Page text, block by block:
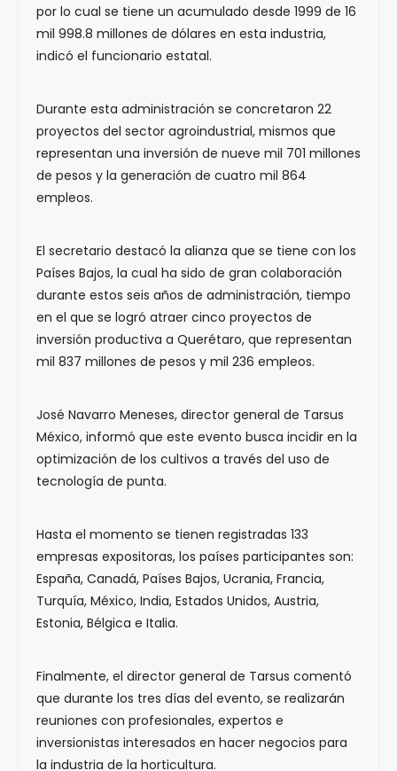
por lo cual se tiene un acumulado desde 1999 de 16
mil 998.8 millones de dólares en esta industria,
indicó el funcionario estatal.
Durante esta administración se concretaron 22
proyectos del sector agroindustrial, mismos que
representan una inversión de nueve mil 701 millones
de pesos y la generación de cuatro mil 864
empleos.
El secretario destacó la alianza que se tiene con los
Países Bajos, la cual ha sido de gran colaboración
durante estos seis años de administración, tiempo
en el que se logró atraer cinco proyectos de
inversión productiva a Querétaro, que representan
mil 837 millones de pesos y mil 236 empleos.
José Navarro Meneses, director general de Tarsus
México, informó que este evento busca incidir en la
optimización de los cultivos a través del uso de
tecnología de punta.
Hasta el momento se tienen registradas 133
empresas expositoras, los países participantes son:
España, Canadá, Países Bajos, Ucrania, Francia,
Turquía, México, India, Estados Unidos, Austria,
Estonia, Bélgica e Italia.
Finalmente, el director general de Tarsus comentó
que durante los tres días del evento, se realizarán
reuniones con profesionales, expertos e
inversionistas interesados en hacer negocios para
la industria de la horticultura.